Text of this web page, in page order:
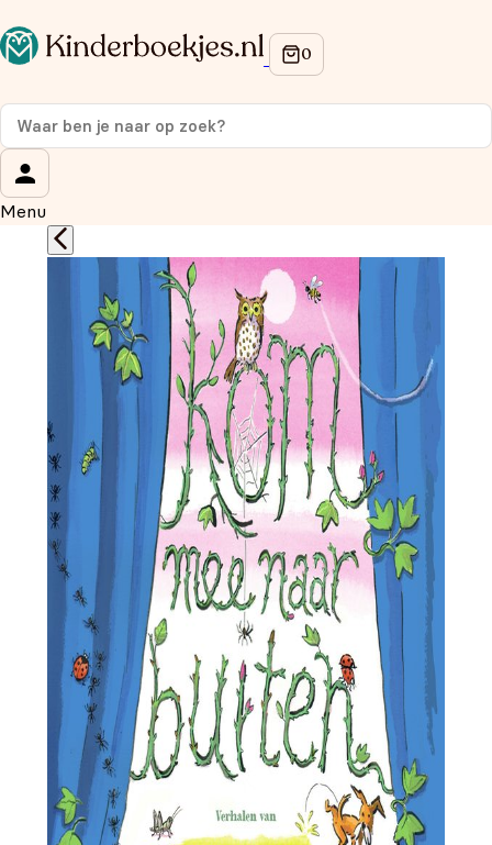
Menu
Op de hoogte blijven van onze acties?
Meld je aan voor onze nieuwsbrief en ontvang
korting
Wat is je voornaam?
Wat is je e-mailadres?*
Aanmelden
We gebruiken je gegevens om contact op te nemen, in
overeenstemming met ons privacybeleid.